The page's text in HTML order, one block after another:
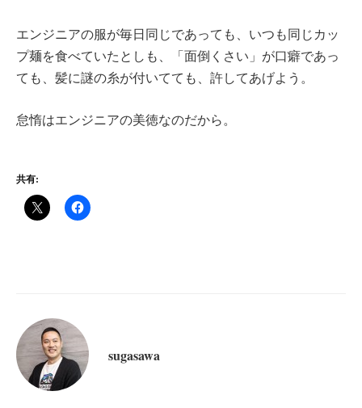
エンジニアの服が毎日同じであっても、いつも同じカッ
プ麺を食べていたとしも、「面倒くさい」が口癖であっ
ても、髪に謎の糸が付いてても、許してあげよう。
怠惰はエンジニアの美徳なのだから。
共有:
sugasawa